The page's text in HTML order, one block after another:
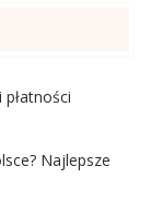
Najlepsze